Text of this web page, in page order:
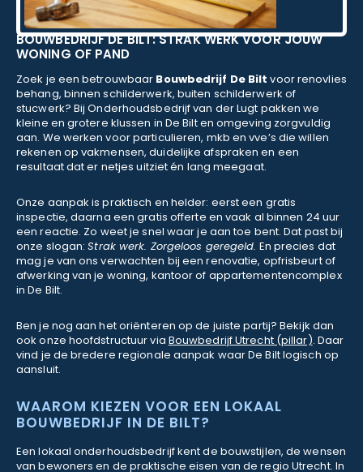
BOUWBEDRIJF DE BILT: STRAK WERK VOOR JOUW
WONING OF PAND
Zoek je een betrouwbaar Bouwbedrijf De Bilt voor renovlies
behang, binnen schilderwerk, buiten schilderwerk of
stucwerk? Bij Onderhoudsbedrijf van der Lugt pakken we
kleine en grotere klussen in De Bilt en omgeving zorgvuldig
aan. We werken voor particulieren, mkb en vve’s die willen
rekenen op vakmensen, duidelijke afspraken en een
resultaat dat er netjes uitziet én lang meegaat.
Onze aanpak is praktisch en helder: eerst een gratis
inspectie, daarna een gratis offerte en vaak al binnen 24 uur
een reactie. Zo weet je snel waar je aan toe bent. Dat past bij
onze slogan:Strak werk. Zorgeloos geregeld. En precies dat
mag je van ons verwachten bij een renovatie, opfrisbeurt of
afwerking van je woning, kantoor of appartementencomplex
in De Bilt.
Ben je nog aan het oriënteren op de juiste partij? Bekijk dan
ook onze hoofdstructuur via Bouwbedrijf Utrecht (pillar). Daar
vind je de bredere regionale aanpak waar De Bilt logisch op
aansluit.
WAAROM KIEZEN VOOR EEN LOKAAL
BOUWBEDRIJF IN DE BILT?
Een lokaal onderhoudsbedrijf kent de bouwstijlen, de wensen
van bewoners en de praktische eisen van de regio Utrecht. In